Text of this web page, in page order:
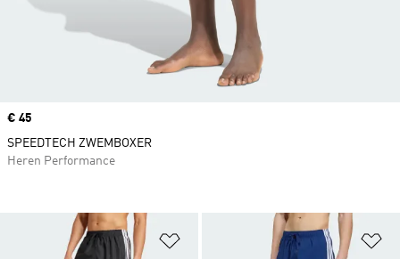
Op verlanglijst zetten
Price
€ 45
SPEEDTECH ZWEMBOXER
Heren Performance